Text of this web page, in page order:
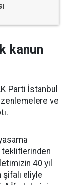
kanun
Parti İstanbul
ve
tekliflerinden
40 yılı
şifalı eliyle